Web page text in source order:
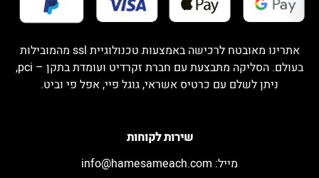
שירות לקוחות
מייל: info@hamesameach.com
אתרינו מאובטח לרכישה באמצעות טכנולוגיית ssl מהמובילות
בעולם. הסליקה מתבצעת עם חברת זקרדיט ועומדת בתקן – pci,
ניתן לשלם עם כרטיס אשראי, גוגל פיי, אפל פי וביט.